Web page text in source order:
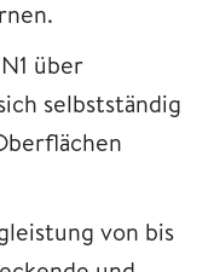
über
selbstständig
von bis